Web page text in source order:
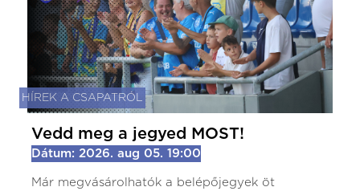
HÍREK A CSAPATRÓL
Vedd meg a jegyed MOST!
Dátum: 2026. aug 05. 19:00
Már megvásárolhatók a belépőjegyek öt